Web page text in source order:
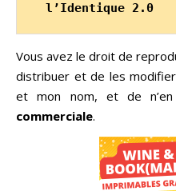
l’Identique 2.0
Vous avez le droit de
distribuer et de les
et mon nom, et de
commerciale.